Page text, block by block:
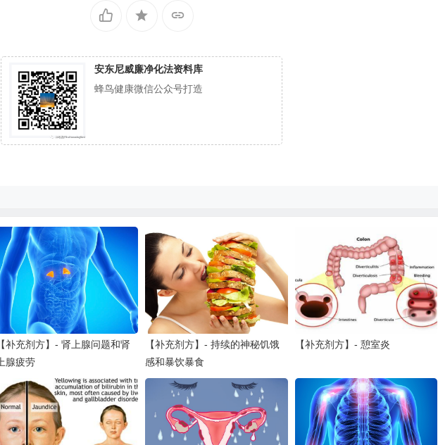
安东尼威廉净化法资料库
蜂鸟健康微信公众号打造
【补充剂方】- 肾上腺问题和肾
上腺疲劳
【补充剂方】- 持续的神秘饥饿
感和暴饮暴食
【补充剂方】- 憩室炎